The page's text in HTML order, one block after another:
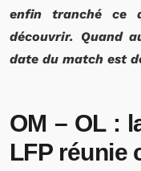
enfin tranché ce
découvrir. Quand
date du match est
OM – OL :
LFP réunie